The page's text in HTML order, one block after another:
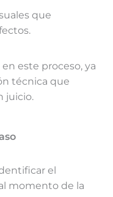
que
este proceso, ya
técnica que
juicio.
el
momento de la